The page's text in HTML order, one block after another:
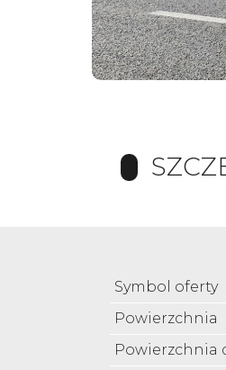
Symbol oferty
Powierzchnia
Powierzchnia